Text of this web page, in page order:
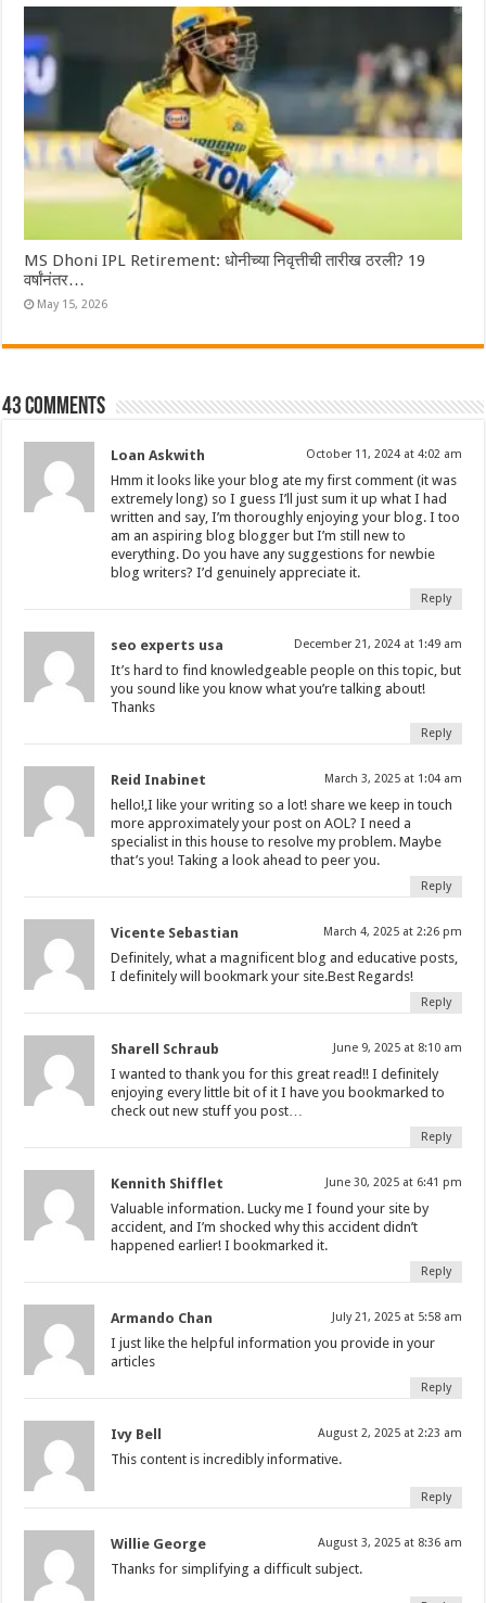
MS Dhoni IPL Retirement: धोनीच्या निवृत्तीची तारीख ठरली? 19
वर्षांनंतर…
May 15, 2026
43 comments
Loan Askwith October 11, 2024 at 4:02 am
Hmm it looks like your blog ate my first comment (it was
extremely long) so I guess I’ll just sum it up what I had
written and say, I’m thoroughly enjoying your blog. I too
am an aspiring blog blogger but I’m still new to
everything. Do you have any suggestions for newbie
blog writers? I’d genuinely appreciate it.
Reply
seo experts usa December 21, 2024 at 1:49 am
It’s hard to find knowledgeable people on this topic, but
you sound like you know what you’re talking about!
Thanks
Reply
Reid Inabinet March 3, 2025 at 1:04 am
hello!,I like your writing so a lot! share we keep in touch
more approximately your post on AOL? I need a
specialist in this house to resolve my problem. Maybe
that’s you! Taking a look ahead to peer you.
Reply
Vicente Sebastian March 4, 2025 at 2:26 pm
Definitely, what a magnificent blog and educative posts,
I definitely will bookmark your site.Best Regards!
Reply
Sharell Schraub June 9, 2025 at 8:10 am
I wanted to thank you for this great read!! I definitely
enjoying every little bit of it I have you bookmarked to
check out new stuff you post…
Reply
Kennith Shifflet June 30, 2025 at 6:41 pm
Valuable information. Lucky me I found your site by
accident, and I’m shocked why this accident didn’t
happened earlier! I bookmarked it.
Reply
Armando Chan July 21, 2025 at 5:58 am
I just like the helpful information you provide in your
articles
Reply
Ivy Bell August 2, 2025 at 2:23 am
This content is incredibly informative.
Reply
Willie George August 3, 2025 at 8:36 am
Thanks for simplifying a difficult subject.